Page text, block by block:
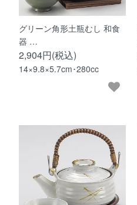
グリーン角形土瓶むし 和食
器 …
2,904円(税込)
14×9.8×5.7cm･280cc